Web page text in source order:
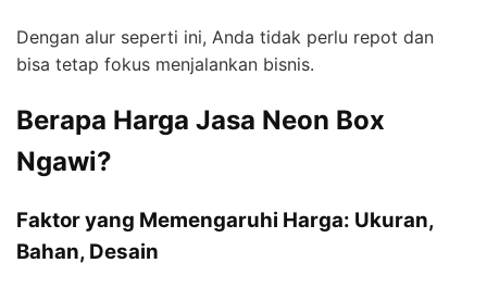
Dengan alur seperti ini, Anda tidak perlu repot dan
bisa tetap fokus menjalankan bisnis.
Berapa Harga Jasa Neon Box
Ngawi?
Faktor yang Memengaruhi Harga: Ukuran,
Bahan, Desain